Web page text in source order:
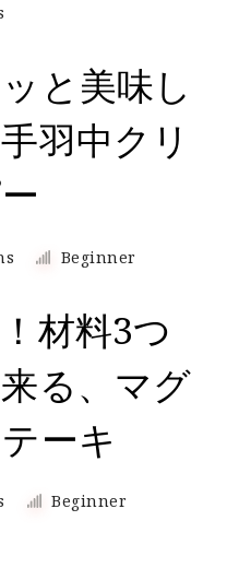
と美味し
羽中クリ
Beginner
材料3つ
る、マグ
ーキ
Beginner